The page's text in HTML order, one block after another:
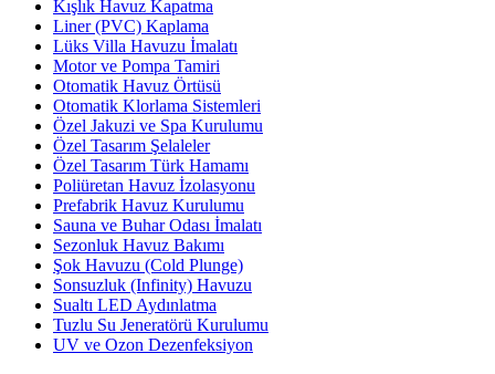
Kışlık Havuz Kapatma
Liner (PVC) Kaplama
Lüks Villa Havuzu İmalatı
Motor ve Pompa Tamiri
Otomatik Havuz Örtüsü
Otomatik Klorlama Sistemleri
Özel Jakuzi ve Spa Kurulumu
Özel Tasarım Şelaleler
Özel Tasarım Türk Hamamı
Poliüretan Havuz İzolasyonu
Prefabrik Havuz Kurulumu
Sauna ve Buhar Odası İmalatı
Sezonluk Havuz Bakımı
Şok Havuzu (Cold Plunge)
Sonsuzluk (Infinity) Havuzu
Sualtı LED Aydınlatma
Tuzlu Su Jeneratörü Kurulumu
UV ve Ozon Dezenfeksiyon